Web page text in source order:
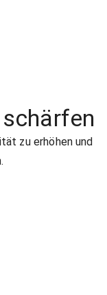
zu erhöhen und